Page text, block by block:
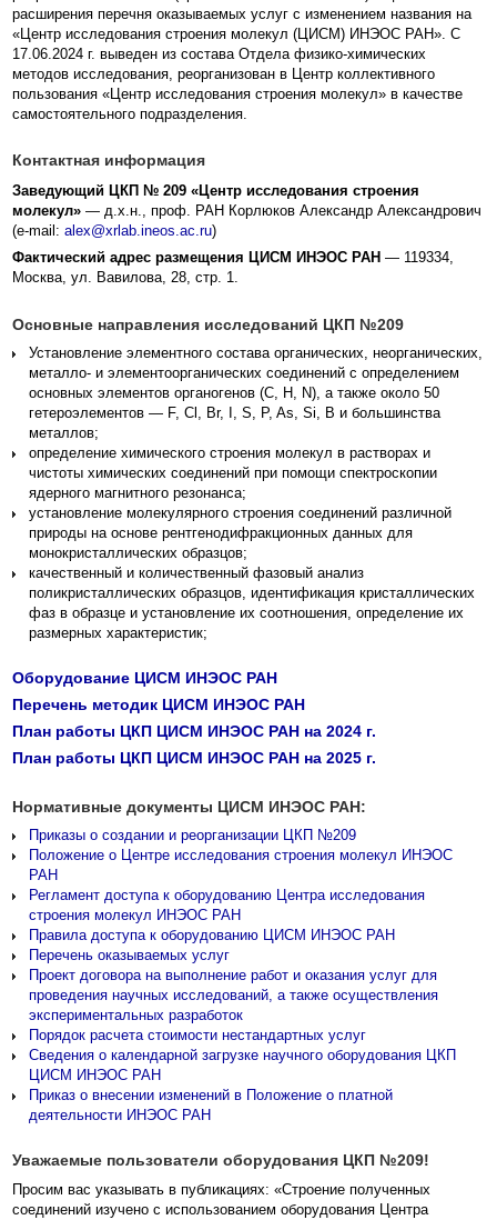
расширения перечня оказываемых услуг с изменением названия на
«Центр исследования строения молекул (ЦИСМ) ИНЭОС РАН». С
17.06.2024 г. выведен из состава Отдела физико-химических
методов исследования, реорганизован в Центр коллективного
пользования «Центр исследования строения молекул» в качестве
самостоятельного подразделения.
Контактная информация
Заведующий ЦКП № 209 «Центр исследования строения
молекул» — д.х.н., проф. РАН Корлюков Александр Александрович
(e-mail:
)
Фактический адрес размещения ЦИСМ ИНЭОС РАН — 119334,
Москва, ул. Вавилова, 28, стр. 1.
Основные направления исследований ЦКП №209
Установление элементного состава органических, неорганических,
металло- и элементоорганических соединений с определением
основных элементов органогенов (С, H, N), а также около 50
гетероэлементов — F, Cl, Br, I, S, P, As, Si, B и большинства
металлов;
определение химического строения молекул в растворах и
чистоты химических соединений при помощи спектроскопии
ядерного магнитного резонанса;
установление молекулярного строения соединений различной
природы на основе рентгенодифракционных данных для
монокристаллических образцов;
качественный и количественный фазовый анализ
поликристаллических образцов, идентификация кристаллических
фаз в образце и установление их соотношения, определение их
размерных характеристик;
Оборудование ЦИСМ ИНЭОС РАН
Перечень методик ЦИСМ ИНЭОС РАН
План работы ЦКП ЦИСМ ИНЭОС РАН на 2024 г.
План работы ЦКП ЦИСМ ИНЭОС РАН на 2025 г.
Нормативные документы ЦИСМ ИНЭОС РАН:
Приказы о создании и реорганизации ЦКП №209
Положение о Центре исследования строения молекул ИНЭОС
РАН
Регламент доступа к оборудованию Центра исследования
строения молекул ИНЭОС РАН
Правила доступа к оборудованию ЦИСМ ИНЭОС РАН
Перечень оказываемых услуг
Проект договора на выполнение работ и оказания услуг для
проведения научных исследований, а также осуществления
экспериментальных разработок
Порядок расчета стоимости нестандартных услуг
Сведения о календарной загрузке научного оборудования ЦКП
ЦИСМ ИНЭОС РАН
Приказ о внесении изменений в Положение о платной
деятельности ИНЭОС РАН
Уважаемые пользователи оборудования ЦКП №209!
Просим вас указывать в публикациях: «Строение полученных
соединений изучено с использованием оборудования Центра